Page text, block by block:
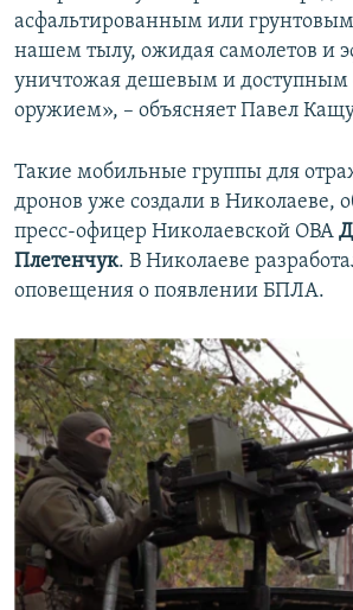
асфальтированным или
нашем тылу, ожидая самолетов и
уничтожая дешевым и доступным
оружием», – объясняет Павел
Такие мобильные группы для
дронов уже создали в Николаеве,
пресс-офицер Николаевской ОВА
Плетенчук. В Николаеве
оповещения о появлении БПЛА.